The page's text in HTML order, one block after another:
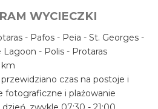
WYCIECZKI
- Pafos - Peia - St. Georges -
Lagoon - Polis - Protaras
km
czas na postoje i
fotograficzne i plażowanie